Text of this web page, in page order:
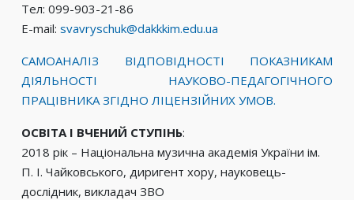
Тел: 099-903-21-86
Е-mail: svavryschuk@dakkkim.edu.ua
САМОАНАЛІЗ ВІДПОВІДНОСТІ ПОКАЗНИКАМ
ДІЯЛЬНОСТІ НАУКОВО-ПЕДАГОГІЧНОГО
ПРАЦІВНИКА ЗГІДНО ЛІЦЕНЗІЙНИХ УМОВ.
ОСВІТА І ВЧЕНИЙ СТУПІНЬ:
2018 рік – Національна музична академія України ім.
П. І. Чайковського, диригент хору, науковець-
дослідник, викладач ЗВО